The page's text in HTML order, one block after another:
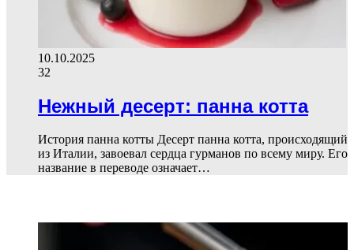
10.10.2025
32
Нежный десерт: панна котта
История панна котты Десерт панна котта, происходящий
из Италии, завоевал сердца гурманов по всему миру. Его
название в переводе означает…